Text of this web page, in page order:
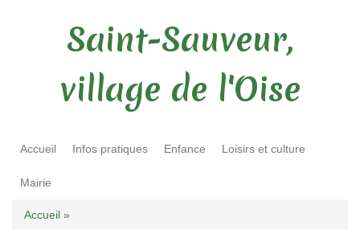
Saint-Sauveur,
village de l'Oise
Accueil Infos pratiques Enfance Loisirs et culture
Mairie
Vous êtes ici
Accueil »